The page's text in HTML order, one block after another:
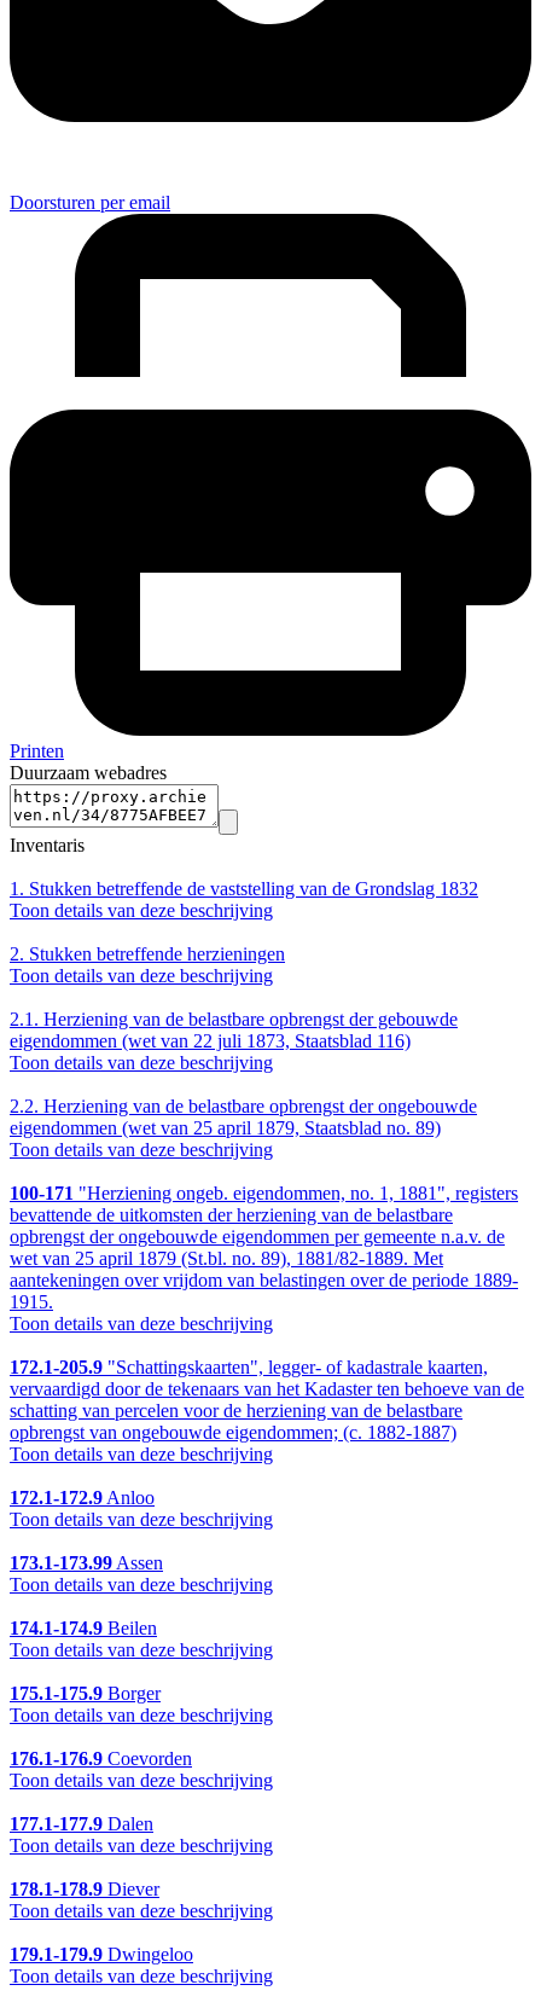
Doorsturen per email
Printen
Duurzaam webadres
Inventaris
1. Stukken betreffende de vaststelling van de Grondslag 1832
Toon details van deze beschrijving
2. Stukken betreffende herzieningen
Toon details van deze beschrijving
2.1. Herziening van de belastbare opbrengst der gebouwde
eigendommen (wet van 22 juli 1873, Staatsblad 116)
Toon details van deze beschrijving
2.2. Herziening van de belastbare opbrengst der ongebouwde
eigendommen (wet van 25 april 1879, Staatsblad no. 89)
Toon details van deze beschrijving
100-171 "Herziening ongeb. eigendommen, no. 1, 1881", registers
bevattende de uitkomsten der herziening van de belastbare
opbrengst der ongebouwde eigendommen per gemeente n.a.v. de
wet van 25 april 1879 (St.bl. no. 89), 1881/82-1889. Met
aantekeningen over vrijdom van belastingen over de periode 1889-
1915.
Toon details van deze beschrijving
172.1-205.9 "Schattingskaarten", legger- of kadastrale kaarten,
vervaardigd door de tekenaars van het Kadaster ten behoeve van de
schatting van percelen voor de herziening van de belastbare
opbrengst van ongebouwde eigendommen; (c. 1882-1887)
Toon details van deze beschrijving
172.1-172.9Anloo
Toon details van deze beschrijving
173.1-173.99Assen
Toon details van deze beschrijving
174.1-174.9 Beilen
Toon details van deze beschrijving
175.1-175.9 Borger
Toon details van deze beschrijving
176.1-176.9 Coevorden
Toon details van deze beschrijving
177.1-177.9 Dalen
Toon details van deze beschrijving
178.1-178.9 Diever
Toon details van deze beschrijving
179.1-179.9 Dwingeloo
Toon details van deze beschrijving